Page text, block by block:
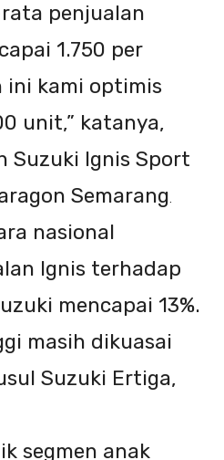
penjualan
1.750 per
ini kami optimis
unit,” katanya,
Suzuki Ignis Sport
Semarang.
nasional
Ignis terhadap
mencapai 13%.
masih dikuasai
Suzuki Ertiga,
segmen anak